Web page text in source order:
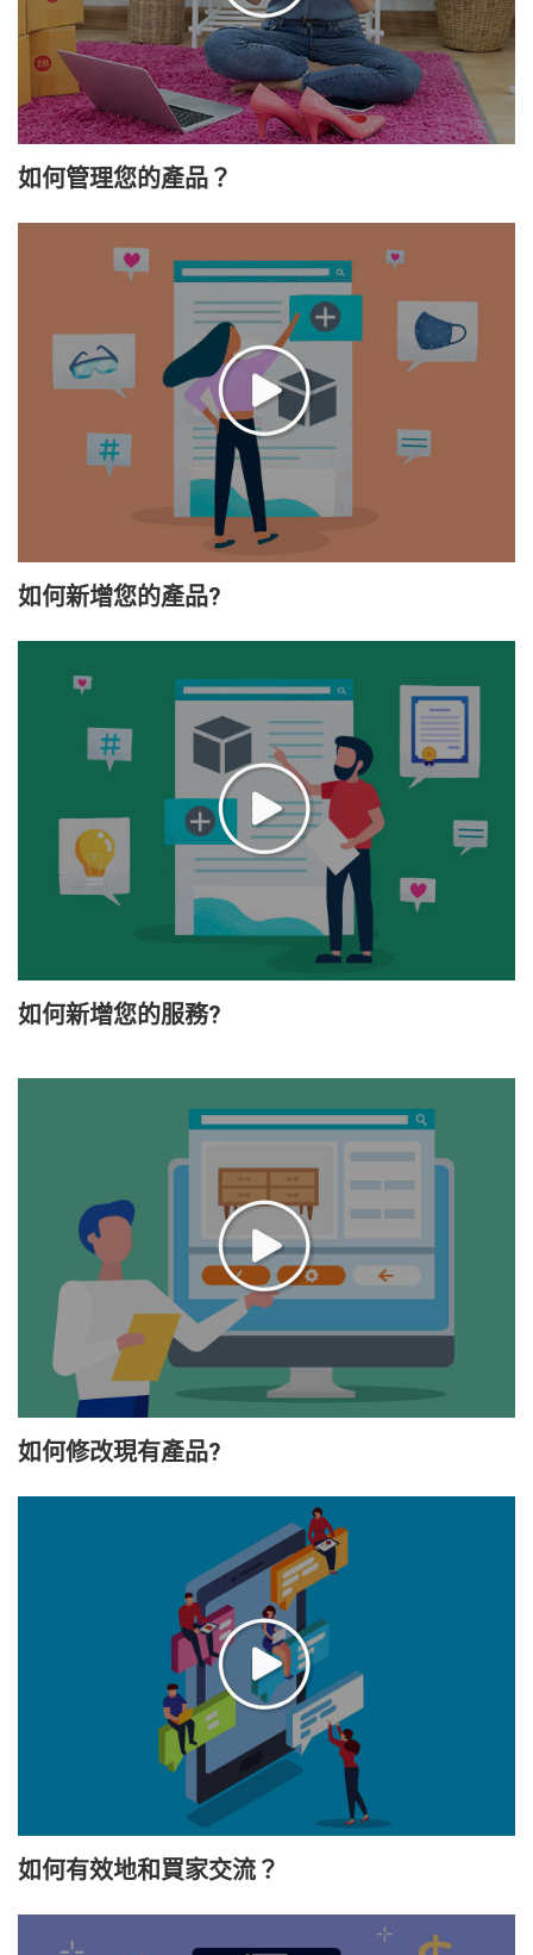
如何管理您的產品？
如何新增您的產品?
如何新增您的服務?
如何修改現有產品?
如何有效地和買家交流？